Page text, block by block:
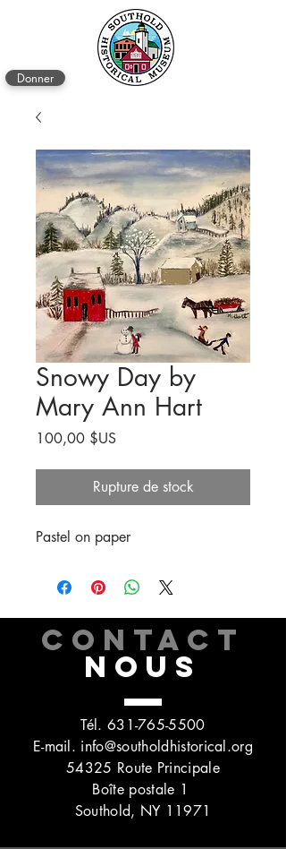
Donner
Snowy Day by
Mary Ann Hart
100,00 $USPrix
Rupture de stock
Pastel on paper
CONTACT
NOUS
Tél. 631-765-5500
E-mail. info@southoldhistorical.org
54325 Route Principale
Boîte postale 1
Southold, NY 11971